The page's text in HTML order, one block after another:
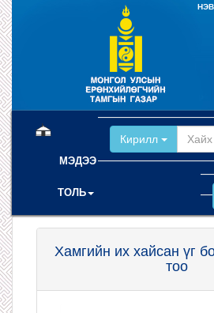
МЭДЭЭ
ТОЛЬ
Кирилл
Хамгийн их хайсан үг
тоо